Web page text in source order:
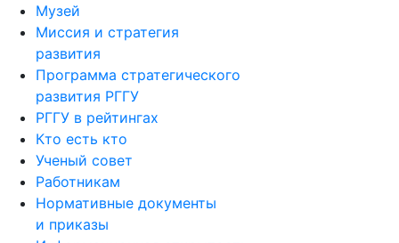
Музей
Миссия и стратегия
развития
Программа стратегического
развития РГГУ
РГГУ в рейтингах
Кто есть кто
Ученый совет
Работникам
Нормативные документы
и приказы